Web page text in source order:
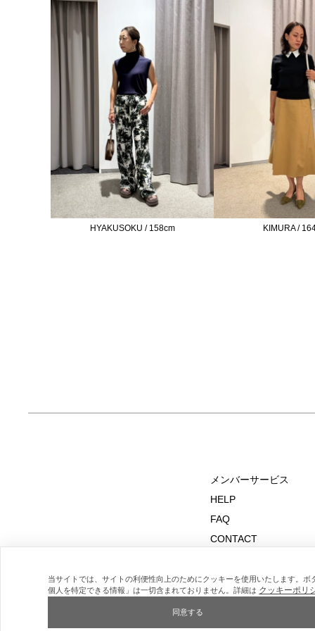
HYAKUSOKU / 158cm KIMURA /
メンバーサービス
HELP
FAQ
CONTACT
当サイトでは、サイトの利便性向上のためにクッキーを使用いたします。
個人を特定できる情報」は一切含まれておりません。詳細は クッキーポリ
同意する